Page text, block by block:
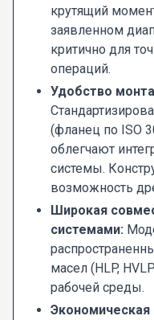
крутящий
заявленном
критично для
операций.
Удобство
(фланец по ISO
облегчают
системы.
возможность
Широкая
системами:
масел (HLP,
рабочей среды.